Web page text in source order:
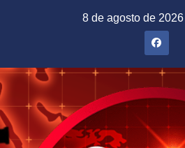
8 de agosto de 2026